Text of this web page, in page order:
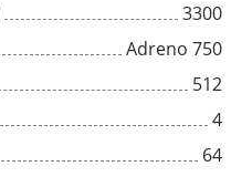
3300
Adreno 750
512
4
64